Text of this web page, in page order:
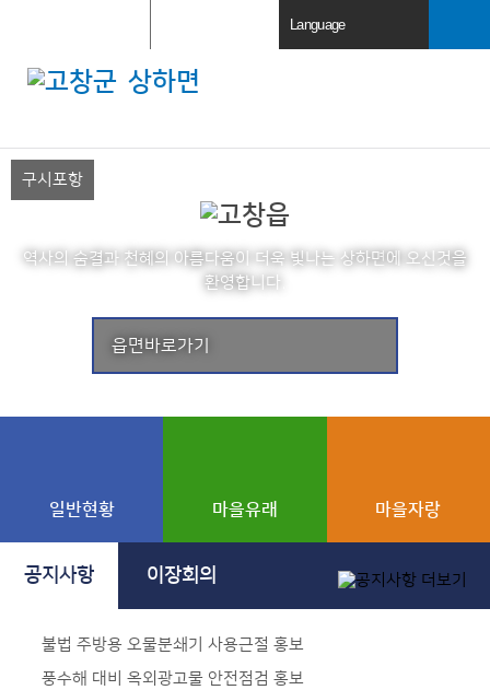
Language
상하면
구시포항
역사의 숨결과 천혜의 아름다움이 더욱 빛나는
에 오신것을
환영합니다.
읍면바로가기
일반현황 마을유래 마을자랑
공지사항
불법 주방용 오물분쇄기 사용근절 홍보
풍수해 대비 옥외광고물 안전점검 홍보
이장회의